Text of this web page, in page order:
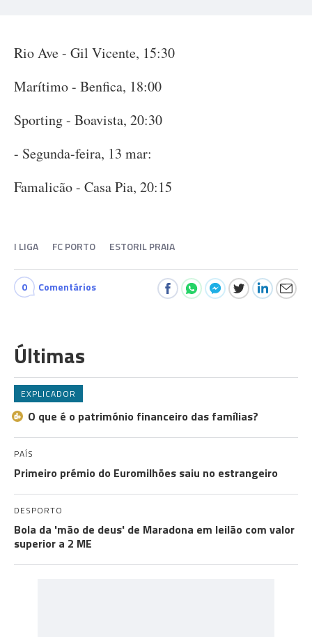
Rio Ave - Gil Vicente, 15:30
Marítimo - Benfica, 18:00
Sporting - Boavista, 20:30
- Segunda-feira, 13 mar:
Famalicão - Casa Pia, 20:15
I LIGA FC PORTO ESTORIL PRAIA
0 Comentários
Últimas
EXPLICADOR
O que é o património financeiro das famílias?
PAÍS
Primeiro prémio do Euromilhões saiu no estrangeiro
DESPORTO
Bola da 'mão de deus' de Maradona em leilão com valor
superior a 2 ME